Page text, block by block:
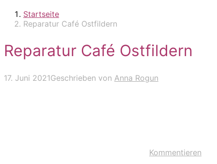
Startseite
Reparatur Café Ostfildern
Reparatur Café Ostfildern
17. Juni 2021Geschrieben von Anna Rogun
Kommentieren